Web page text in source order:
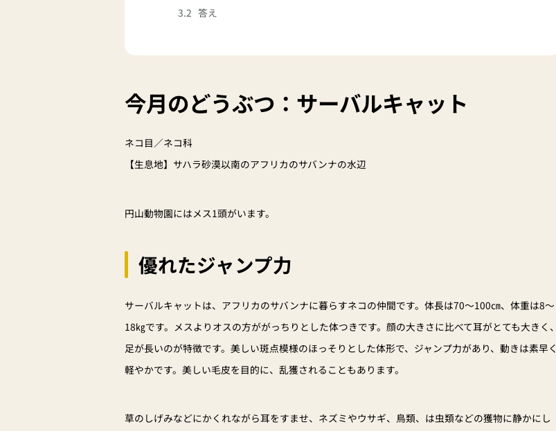
答え
今月のどうぶつ：サーバルキャット
ネコ目／ネコ科
【生息地】サハラ砂漠以南のアフリカのサバンナの水辺
円山動物園にはメス1頭がいます。
優れたジャンプ力
サーバルキャットは、アフリカのサバンナに暮らすネコの仲間です。体長は70～100㎝、体重は8～
18㎏です。メスよりオスの方ががっちりとした体つきです。顔の大きさに比べて耳がとても大きく、
足が長いのが特徴です。美しい斑点模様のほっそりとした体形で、ジャンプ力があり、動きは素早く
軽やかです。美しい毛皮を目的に、乱獲されることもあります。
草のしげみなどにかくれながら耳をすませ、ネズミやウサギ、鳥類、は虫類などの獲物に静かにし